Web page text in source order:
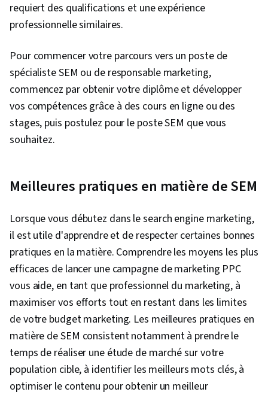
requiert des qualifications et une expérience
professionnelle similaires.
Pour commencer votre parcours vers un poste de
spécialiste SEM ou de responsable marketing,
commencez par obtenir votre diplôme et développer
vos compétences grâce à des cours en ligne ou des
stages, puis postulez pour le poste SEM que vous
souhaitez.
Meilleures pratiques en matière de SEM
Lorsque vous débutez dans le search engine marketing,
il est utile d'apprendre et de respecter certaines bonnes
pratiques en la matière. Comprendre les moyens les plus
efficaces de lancer une campagne de marketing PPC
vous aide, en tant que professionnel du marketing, à
maximiser vos efforts tout en restant dans les limites
de votre budget marketing. Les meilleures pratiques en
matière de SEM consistent notamment à prendre le
temps de réaliser une étude de marché sur votre
population cible, à identifier les meilleurs mots clés, à
optimiser le contenu pour obtenir un meilleur